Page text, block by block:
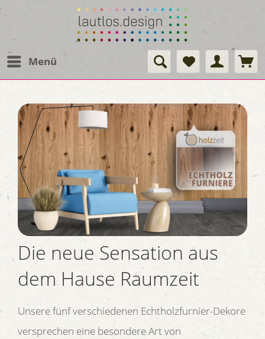
Menü
Die neue Sensation aus
dem Hause Raumzeit
Unsere fünf verschiedenen Echtholzfurnier-Dekore
versprechen eine besondere Art von